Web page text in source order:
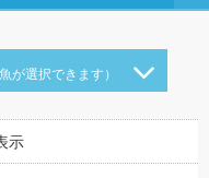
が選択できます）
示